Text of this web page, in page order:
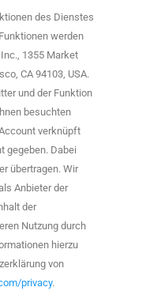
des Dienstes
werden
1355 Market
CA 94103, USA.
und der Funktion
besuchten
verknüpft
gegeben. Dabei
übertragen. Wir
Anbieter der
der
Nutzung durch
hierzu
von
privacy.